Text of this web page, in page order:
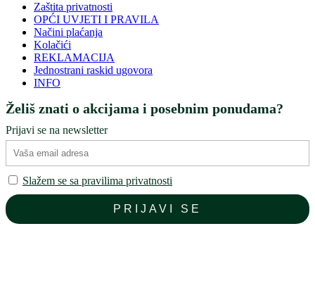
Zaštita privatnosti
OPĆI UVJETI I PRAVILA
Načini plaćanja
Kolačići
REKLAMACIJA
Jednostrani raskid ugovora
INFO
Želiš znati o akcijama i posebnim ponudama?
Prijavi se na newsletter
Slažem se sa pravilima privatnosti